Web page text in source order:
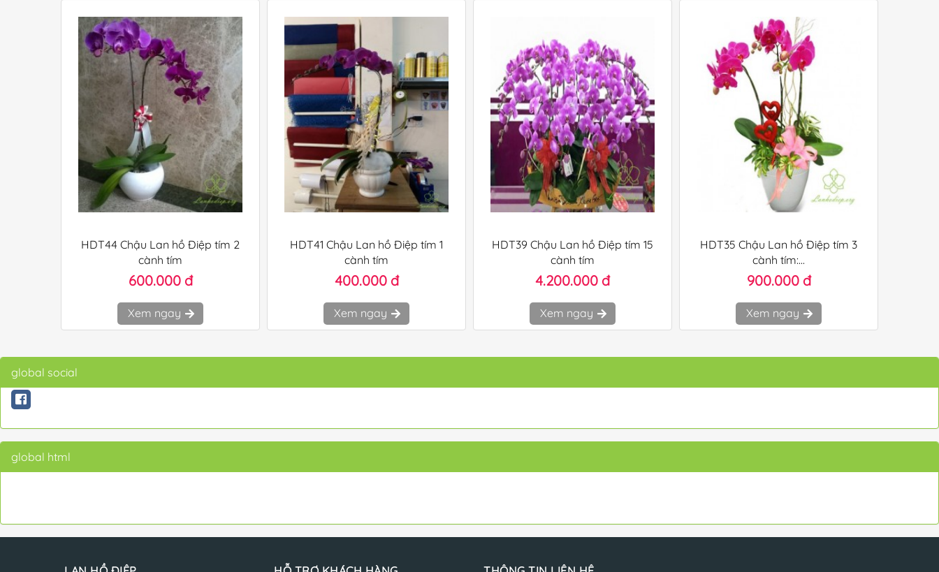
HDT44 Chậu Lan hồ Điệp tím 2
cành tím
600.000 đ
Xem ngay
HDT41 Chậu Lan hồ Điệp tím 1
cành tím
400.000 đ
Xem ngay
HDT39 Chậu Lan hồ Điệp tím 15
cành tím
4.200.000 đ
Xem ngay
HDT35 Chậu Lan hồ Điệp tím 3
cành tím:...
900.000 đ
Xem ngay
global social
global html